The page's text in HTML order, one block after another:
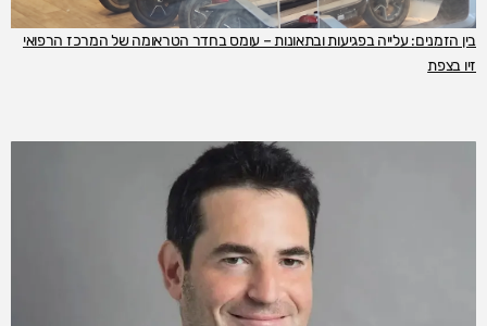
בין הזמנים: עלייה בפגיעות ובתאונות – עומס בחדר הטראומה של המרכז הרפואי
זיו בצפת